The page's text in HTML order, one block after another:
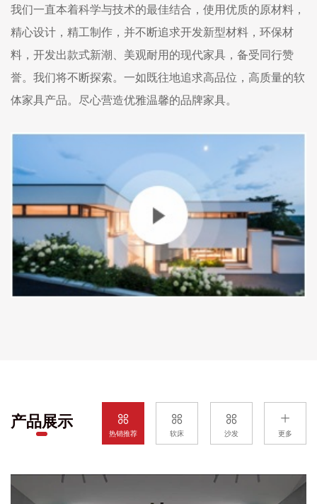
我们一直本着科学与技术的最佳结合，使用优质的原材料，
精心设计，精工制作，并不断追求开发新型材料，环保材
料，开发出款式新潮、美观耐用的现代家具，备受同行赞
誉。我们将不断探索。一如既往地追求高品位，高质量的软
体家具产品。尽心营造优雅温馨的品牌家具。
产品展示
热销推荐 软床 沙发 更多